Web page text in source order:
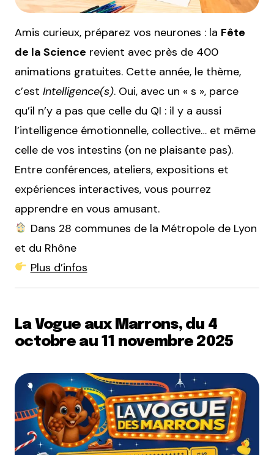
Amis curieux, préparez vos neurones : la Fête
de la Science revient avec près de 400
animations gratuites. Cette année, le thème,
c’est Intelligence(s). Oui, avec un « s », parce
qu’il n’y a pas que celle du QI : il y a aussi
l’intelligence émotionnelle, collective… et même
celle de vos intestins (on ne plaisante pas).
Entre conférences, ateliers, expositions et
expériences interactives, vous pourrez
apprendre en vous amusant.
Dans 28 communes de la Métropole de Lyon
et du Rhône
Plus d’infos
La Vogue aux Marrons, du 4
octobre au 11 novembre 2025